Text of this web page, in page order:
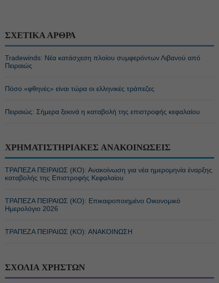
ΣΧΕΤΙΚΑ ΑΡΘΡΑ
Tradewinds: Νέα κατάσχεση πλοίου συμφερόντων Λιβανού από
Πειραιώς
Πόσο «φθηνές» είναι τώρα οι ελληνικές τράπεζες
Πειραιώς: Σήμερα ξεκινά η καταβολή της επιστροφής κεφαλαίου
ΧΡΗΜΑΤΙΣΤΗΡΙΑΚΕΣ ΑΝΑΚΟΙΝΩΣΕΙΣ
ΤΡΑΠΕΖΑ ΠΕΙΡΑΙΩΣ (ΚΟ): Ανακοίνωση για νέα ημερομηνία έναρξης
καταβολής της Επιστροφής Κεφαλαίου
ΤΡΑΠΕΖΑ ΠΕΙΡΑΙΩΣ (ΚΟ): Επικαιροποιημένο Οικονομικό
Ημερολόγιο 2026
ΤΡΑΠΕΖΑ ΠΕΙΡΑΙΩΣ (ΚΟ): ΑΝΑΚΟΙΝΩΣΗ
ΣΧΟΛΙΑ ΧΡΗΣΤΩΝ